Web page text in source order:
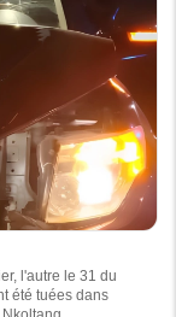
l'autre le 31 du
été tuées dans